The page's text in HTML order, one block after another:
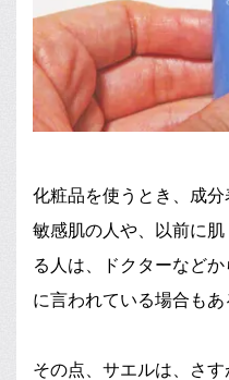
化粧品を使うとき、成
敏感肌の人や、以前に
る人は、ドクターなど
に言われている場合もあ
その点、サエルは、さ